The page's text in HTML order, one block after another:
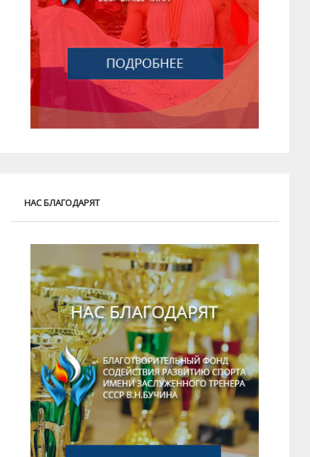
НАС БЛАГОДАРЯТ